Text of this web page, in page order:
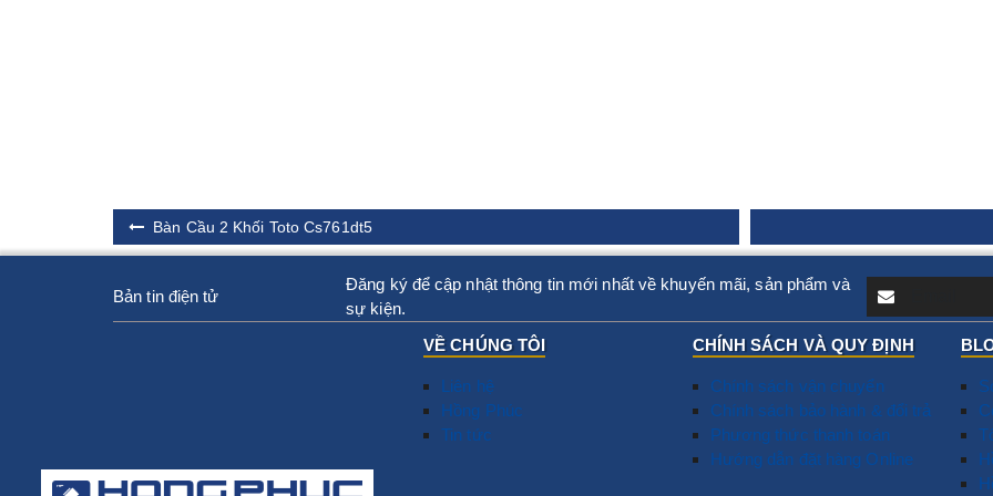
Bàn Cầu 2 Khối Toto Cs761dt5
Bản tin điện tử
Đăng ký để cập nhật thông tin mới nhất về khuyến mãi, sản phẩm và
sự kiện.
VỀ CHÚNG TÔI
Liên hệ
Hồng Phúc
Tin tức
CHÍNH SÁCH VÀ QUY ĐỊNH
Chính sách vận chuyển
Chính sách bảo hành & đổi trả
Phương thức thanh toán
Hướng dẫn đặt hàng Online